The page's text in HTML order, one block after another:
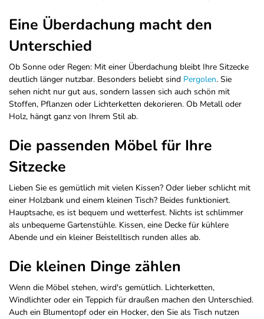
Eine Überdachung macht den
Unterschied
Ob Sonne oder Regen: Mit einer Überdachung bleibt Ihre Sitzecke
deutlich länger nutzbar. Besonders beliebt sind Pergolen. Sie
sehen nicht nur gut aus, sondern lassen sich auch schön mit
Stoffen, Pflanzen oder Lichterketten dekorieren. Ob Metall oder
Holz, hängt ganz von Ihrem Stil ab.
Die passenden Möbel für Ihre
Sitzecke
Lieben Sie es gemütlich mit vielen Kissen? Oder lieber schlicht mit
einer Holzbank und einem kleinen Tisch? Beides funktioniert.
Hauptsache, es ist bequem und wetterfest. Nichts ist schlimmer
als unbequeme Gartenstühle. Kissen, eine Decke für kühlere
Abende und ein kleiner Beistelltisch runden alles ab.
Die kleinen Dinge zählen
Wenn die Möbel stehen, wird's gemütlich. Lichterketten,
Windlichter oder ein Teppich für draußen machen den Unterschied.
Auch ein Blumentopf oder ein Hocker, den Sie als Tisch nutzen